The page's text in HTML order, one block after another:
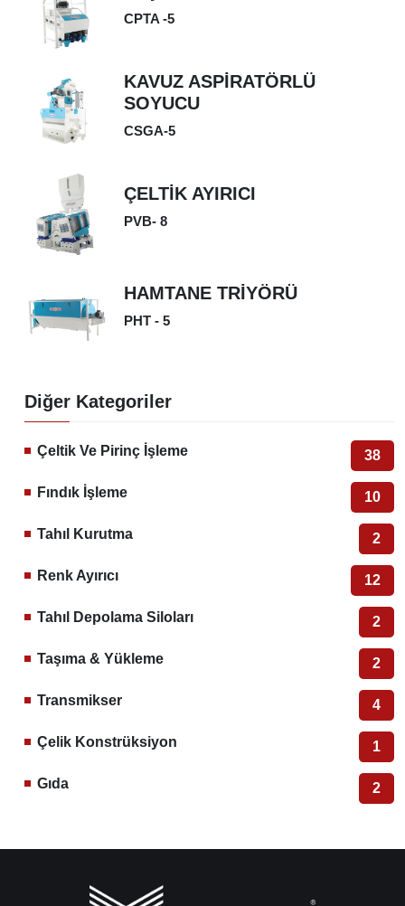
CPTA -5
KAVUZ ASPİRATÖRLÜ
SOYUCU
CSGA-5
ÇELTİK AYIRICI
PVB- 8
HAMTANE TRİYÖRÜ
PHT - 5
Diğer Kategoriler
Çeltik Ve Pirinç İşleme 38
Fındık İşleme 10
Tahıl Kurutma 2
Renk Ayırıcı 12
Tahıl Depolama Siloları 2
Taşıma & Yükleme 2
Transmikser 4
Çelik Konstrüksiyon 1
Gıda 2